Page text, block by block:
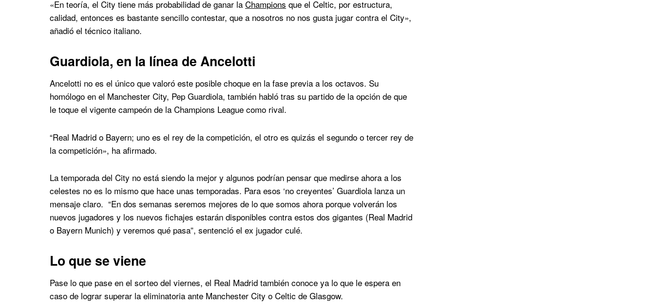
«En teoría, el City tiene más probabilidad de ganar la Champions que el Celtic, por estructura,
calidad, entonces es bastante sencillo contestar, que a nosotros no nos gusta jugar contra el City»,
añadió el técnico italiano.
Guardiola, en la línea de Ancelotti
Ancelotti no es el único que valoró este posible choque en la fase previa a los octavos. Su
homólogo en el Manchester City, Pep Guardiola, también habló tras su partido de la opción de que
le toque el vigente campeón de la Champions League como rival.
“Real Madrid o Bayern; uno es el rey de la competición, el otro es quizás el segundo o tercer rey de
la competición», ha afirmado.
La temporada del City no está siendo la mejor y algunos podrían pensar que medirse ahora a los
celestes no es lo mismo que hace unas temporadas. Para esos ‘no creyentes’ Guardiola lanza un
mensaje claro. “En dos semanas seremos mejores de lo que somos ahora porque volverán los
nuevos jugadores y los nuevos fichajes estarán disponibles contra estos dos gigantes (Real Madrid
o Bayern Munich) y veremos qué pasa”, sentenció el ex jugador culé.
Lo que se viene
Pase lo que pase en el sorteo del viernes, el Real Madrid también conoce ya lo que le espera en
caso de lograr superar la eliminatoria ante Manchester City o Celtic de Glasgow.